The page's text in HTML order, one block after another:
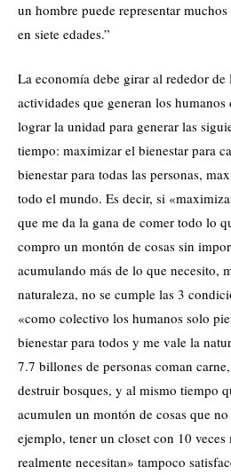
un hombre puede representar
en siete edades.”
La economía debe girar al rededor de
actividades que generan los
lograr la unidad para generar las
tiempo: maximizar el bienestar para
bienestar para todas las personas,
todo el mundo. Es decir, si
que me da la gana de comer todo lo
compro un montón de cosas sin
acumulando más de lo que necesito,
naturaleza, no se cumple las 3
«como colectivo los humanos solo
bienestar para todos y me vale la
7.7 billones de personas coman
destruir bosques, y al mismo tiempo
acumulen un montón de cosas que
ejemplo, tener un closet con 10 veces
realmente necesitan» tampoco